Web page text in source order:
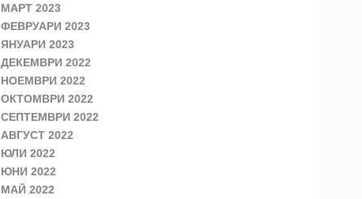
МАРТ 2023
ФЕВРУАРИ 2023
ЯНУАРИ 2023
ДЕКЕМВРИ 2022
НОЕМВРИ 2022
ОКТОМВРИ 2022
СЕПТЕМВРИ 2022
АВГУСТ 2022
ЮЛИ 2022
ЮНИ 2022
МАЙ 2022